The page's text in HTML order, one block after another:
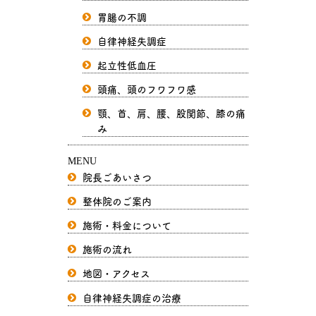
胃腸の不調
自律神経失調症
起立性低血圧
頭痛、頭のフワフワ感
顎、首、肩、腰、股関節、膝の痛
み
MENU
院長ごあいさつ
整体院のご案内
施術・料金について
施術の流れ
地図・アクセス
自律神経失調症の治療